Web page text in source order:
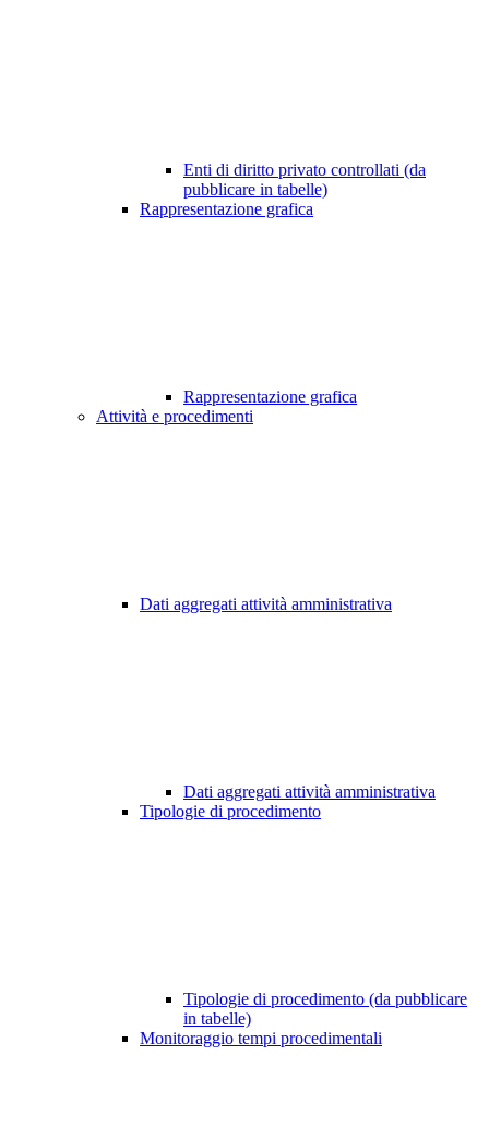
Enti di diritto privato controllati (da
pubblicare in tabelle)
Rappresentazione grafica
Rappresentazione grafica
Attività e procedimenti
Dati aggregati attività amministrativa
Dati aggregati attività amministrativa
Tipologie di procedimento
Tipologie di procedimento (da pubblicare
in tabelle)
Monitoraggio tempi procedimentali